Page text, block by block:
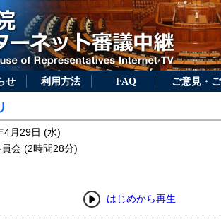
せ 利用方法 FAQ ご意見・
4月29日 (水)
会 (2時間28分)
はじめから再生